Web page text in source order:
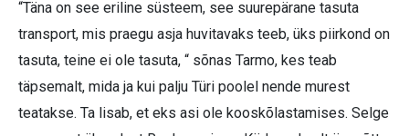
“Täna on see eriline süsteem, see suurepärane tasuta
transport, mis praegu asja huvitavaks teeb, üks piirkond on
tasuta, teine ei ole tasuta, “ sõnas Tarmo, kes teab
täpsemalt, mida ja kui palju Türi poolel nende murest
teatakse. Ta lisab, et eks asi ole kooskõlastamises. Selge